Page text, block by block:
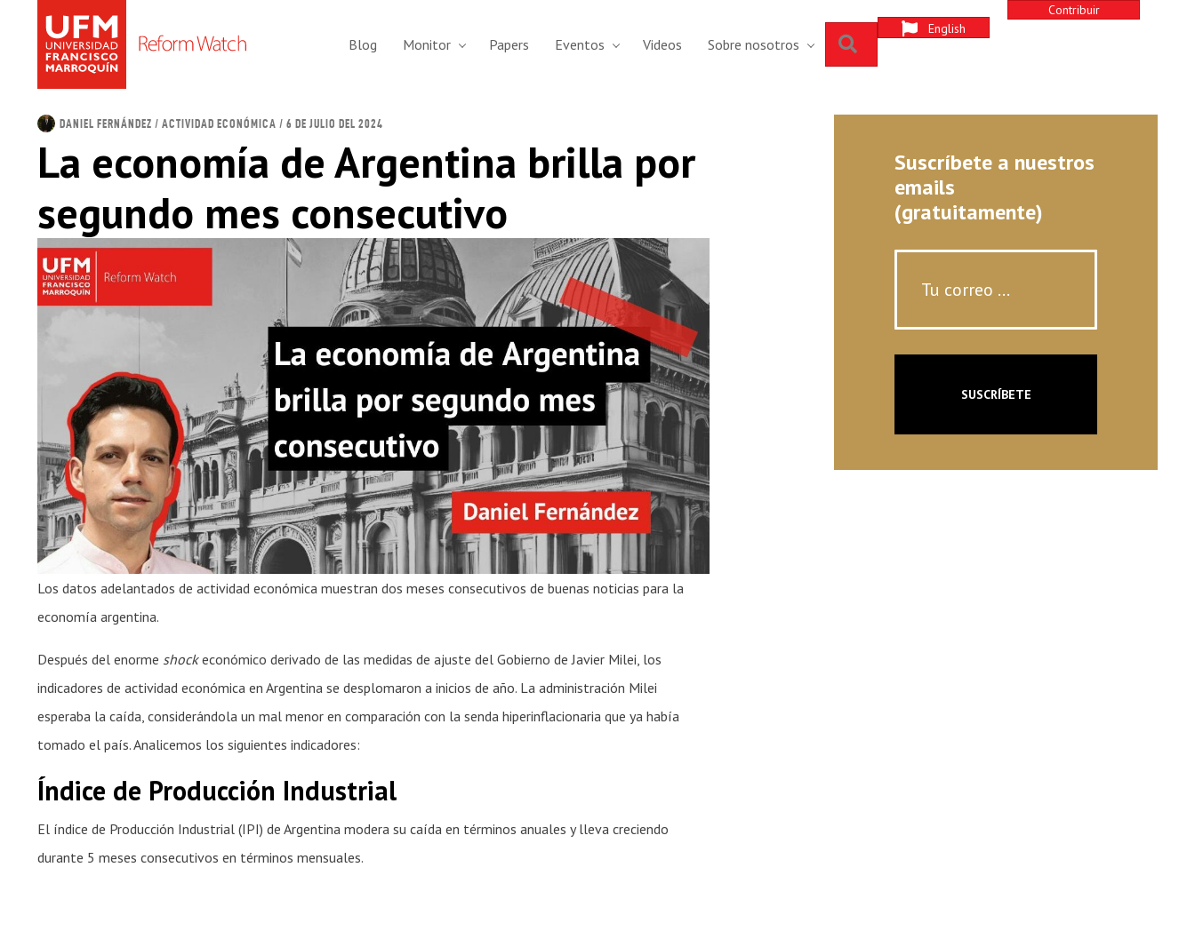
Blog Monitor Papers Eventos Videos Sobre nosotros Buscar
English
Contribuir
DANIEL FERNÁNDEZ / ACTIVIDAD ECONÓMICA / 6 DE JULIO DEL 2024
La economía de Argentina brilla por
segundo mes consecutivo
Los datos adelantados de actividad económica muestran dos meses consecutivos de buenas noticias para la
economía argentina.
Después del enorme shockeconómico derivado de las medidas de ajuste del Gobierno de Javier Milei, los
indicadores de actividad económica en Argentina se desplomaron a inicios de año. La administración Milei
esperaba la caída, considerándola un mal menor en comparación con la senda hiperinflacionaria que ya había
tomado el país. Analicemos los siguientes indicadores:
Índice de Producción Industrial
El índice de Producción Industrial (IPI) de Argentina modera su caída en términos anuales y lleva creciendo
durante 5 meses consecutivos en términos mensuales.
Suscríbete a nuestros
emails
(gratuitamente)